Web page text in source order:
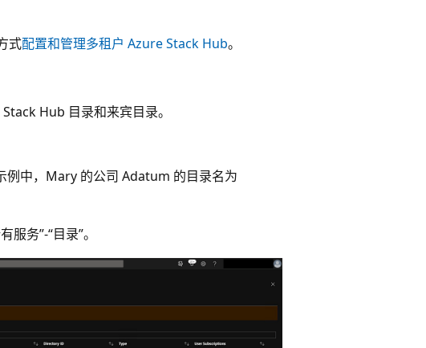
式配置和管理多租户 Azure Stack Hub。
Hub 目录和来宾目录。
例中，Mary 的公司 Adatum 的目录名为
务”-“目录”。